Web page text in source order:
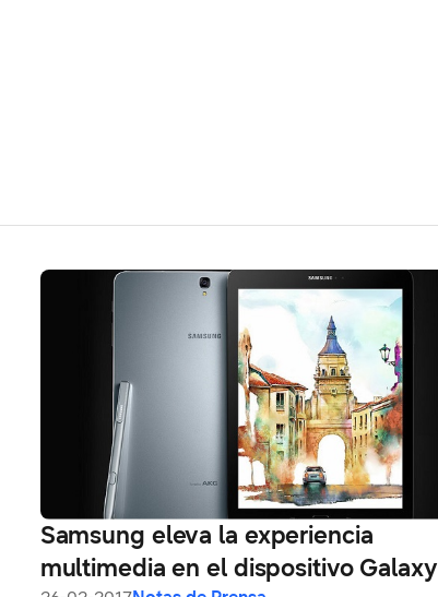
Samsung eleva la experiencia
multimedia en el dispositivo Galaxy